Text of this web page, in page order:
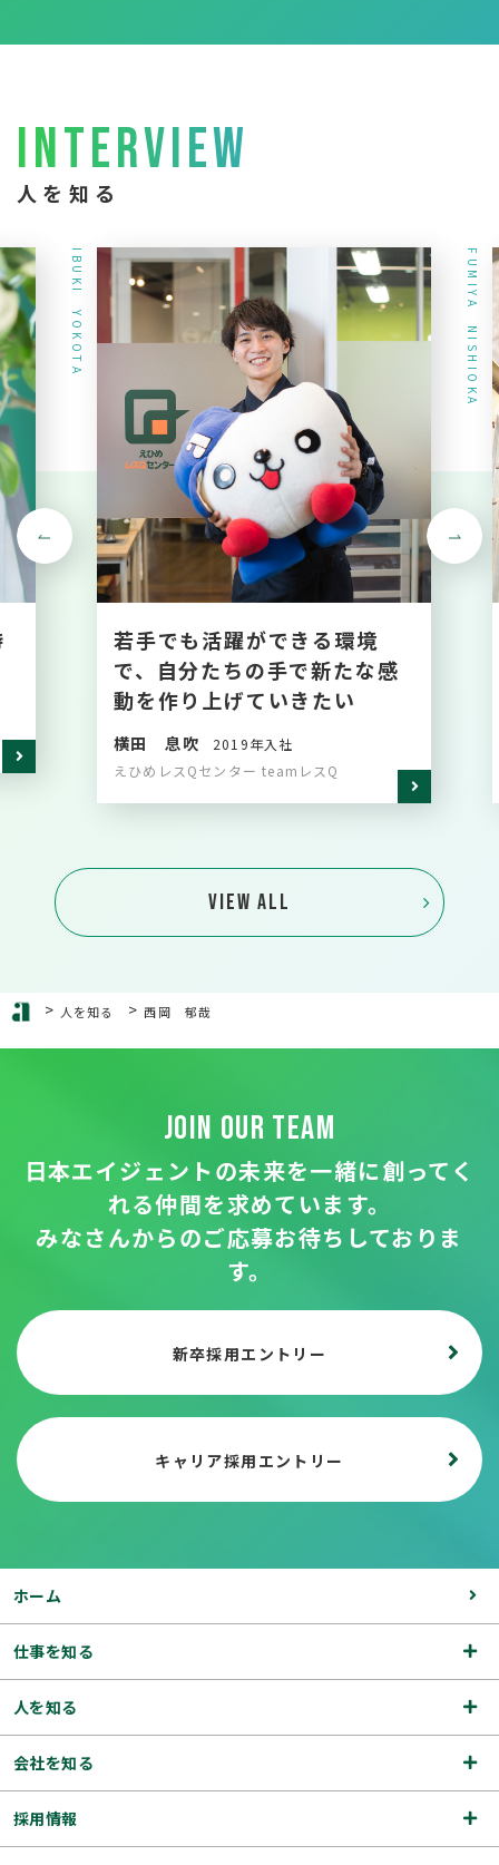
INTERVIEW
人を知る
IBUKI YOKOTA
若手でも活躍ができる環境
で、自分たちの手で新たな感
動を作り上げていきたい
横田 息吹
2019年入社
えひめレスQセンター teamレスQ
FUMIYA NISHIOKA
VIEW ALL
> 人を知る > 西岡 郁哉
JOIN OUR TEAM
日本エイジェントの未来を一緒に創ってく
れる仲間を求めています。
みなさんからのご応募お待ちしておりま
す。
新卒採用エントリー
キャリア採用エントリー
ホーム
仕事を知る
人を知る
会社を知る
採用情報